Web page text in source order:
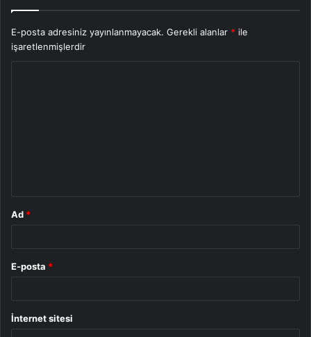
E-posta adresiniz yayınlanmayacak. Gerekli alanlar * ile
işaretlenmişlerdir
Ad *
E-posta *
İnternet sitesi